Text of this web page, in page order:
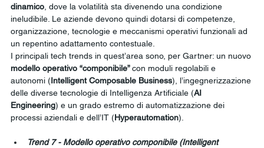
dinamico , dove la volatilità sta divenendo una condizione
ineludibile. Le aziende devono quindi dotarsi di competenze,
organizzazione, tecnologie e meccanismi operativi funzionali ad
un repentino adattamento contestuale.
I principali tech trends in quest’area sono, per Gartner: un nuovo
modello operativo “componibile” con moduli regolabili e
autonomi (Intelligent Composable Business), l’ingegnerizzazione
delle diverse tecnologie di Intelligenza Artificiale (AI
Engineering) e un grado estremo di automatizzazione dei
processi aziendali e dell’IT (Hyperautomation).
Trend 7 - Modello operativo componibile (Intelligent